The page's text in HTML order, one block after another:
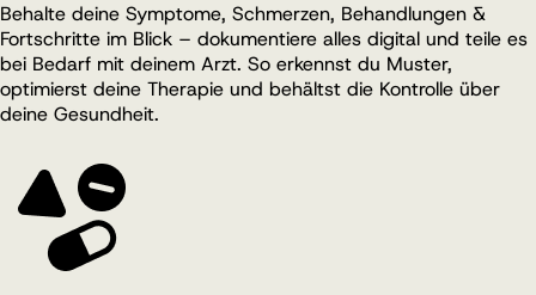
Behalte deine Symptome, Schmerzen, Behandlungen &
Fortschritte im Blick – dokumentiere alles digital und teile es
bei Bedarf mit deinem Arzt. So erkennst du Muster,
optimierst deine Therapie und behältst die Kontrolle über
deine Gesundheit.